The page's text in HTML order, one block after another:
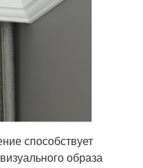
способствует
образа